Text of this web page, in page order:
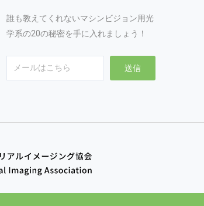
誰も教えてくれないマシンビジョン用光
学系の20の秘密を手に入れましょう！
Email 送信